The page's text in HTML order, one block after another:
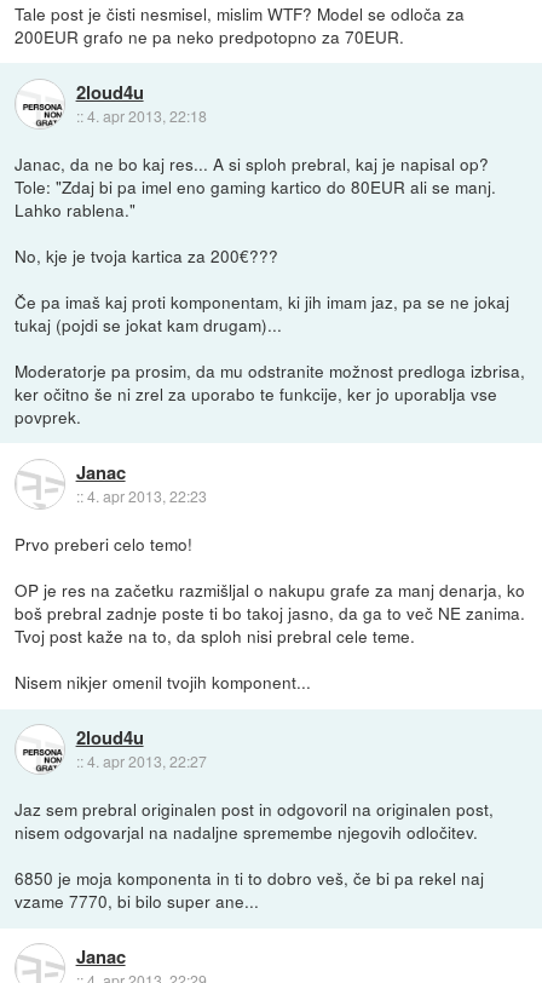
Tale post je čisti nesmisel, mislim WTF? Model se odloča za
200EUR grafo ne pa neko predpotopno za 70EUR.
2loud4u
::4. apr 2013, 22:18
Janac, da ne bo kaj res... A si sploh prebral, kaj je napisal op?
Tole: "Zdaj bi pa imel eno gaming kartico do 80EUR ali se manj.
Lahko rablena."
No, kje je tvoja kartica za 200€???
Če pa imaš kaj proti komponentam, ki jih imam jaz, pa se ne jokaj
tukaj (pojdi se jokat kam drugam)...
Moderatorje pa prosim, da mu odstranite možnost predloga izbrisa,
ker očitno še ni zrel za uporabo te funkcije, ker jo uporablja vse
povprek.
Janac
::4. apr 2013, 22:23
Prvo preberi celo temo!
OP je res na začetku razmišljal o nakupu grafe za manj denarja, ko
boš prebral zadnje poste ti bo takoj jasno, da ga to več NE zanima.
Tvoj post kaže na to, da sploh nisi prebral cele teme.
Nisem nikjer omenil tvojih komponent...
2loud4u
::4. apr 2013, 22:27
Jaz sem prebral originalen post in odgovoril na originalen post,
nisem odgovarjal na nadaljne spremembe njegovih odločitev.
6850 je moja komponenta in ti to dobro veš, če bi pa rekel naj
vzame 7770, bi bilo super ane...
Janac